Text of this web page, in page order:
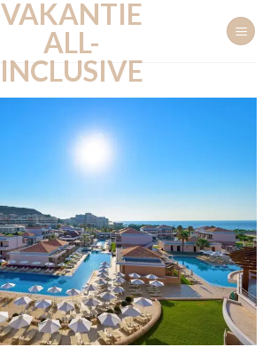
VAKANTIE
ALL-
INCLUSIVE